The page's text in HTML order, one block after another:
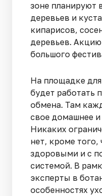
зоне планируют
деревьев и
кипарисов,
деревьев.
большого
На площадке
будет работать
обмена. Там
свое домашнее и
Никаких
нет, кроме
здоровыми и с
системой. В
эксперты в
особенностях